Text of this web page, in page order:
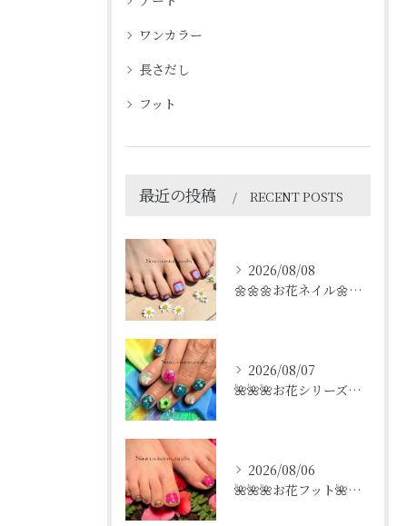
ワンカラー
長さだし
フット
最近の投稿 RECENT POSTS
2026/08/08
🌼🌼🌼お花ネイル🌼🌼🌼
2026/08/07
🌺🌺🌺お花シリーズ🌺🌺🌺
2026/08/06
🌺🌺🌺お花フット🌺🌺🌺